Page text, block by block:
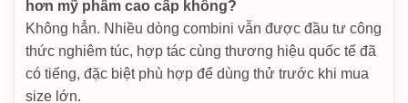
hơn mỹ phẩm cao cấp không?
Không hẳn. Nhiều dòng combini vẫn được đầu tư công
thức nghiêm túc, hợp tác cùng thương hiệu quốc tế đã
có tiếng, đặc biệt phù hợp để dùng thử trước khi mua
size lớn.